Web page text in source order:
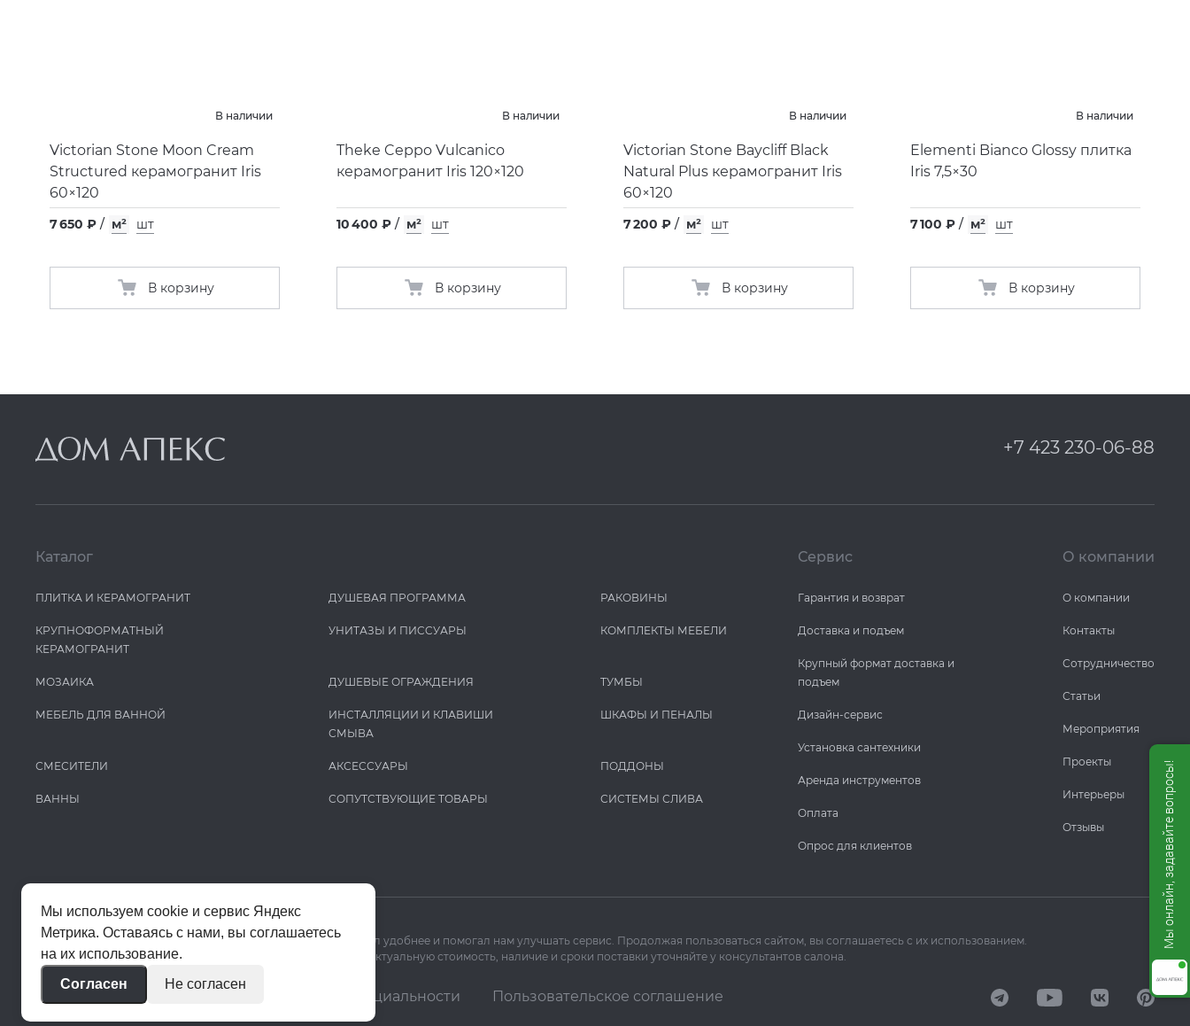
В наличии
Victorian Stone Moon Cream
Structured керамогранит Iris
60×120
7 650 ₽ / м² шт
В корзину
В наличии
Theke Ceppo Vulcanico
керамогранит Iris 120×120
10 400 ₽ / м² шт
В корзину
В наличии
Victorian Stone Baycliff Black
Natural Plus керамогранит Iris
60×120
7 200 ₽ / м² шт
В корзину
В наличии
Elementi Bianco Glossy плитка
Iris 7,5×30
7 100 ₽ / м² шт
В корзину
+7 423 230-06-88
Каталог
ПЛИТКА И КЕРАМОГРАНИТ
КРУПНОФОРМАТНЫЙ
КЕРАМОГРАНИТ
МОЗАИКА
МЕБЕЛЬ ДЛЯ ВАННОЙ
СМЕСИТЕЛИ
ВАННЫ
ДУШЕВАЯ ПРОГРАММА
УНИТАЗЫ И ПИCCУАРЫ
ДУШЕВЫЕ ОГРАЖДЕНИЯ
ИНСТАЛЛЯЦИИ И КЛАВИШИ
СМЫВА
АКСЕССУАРЫ
СОПУТСТВУЮЩИЕ ТОВАРЫ
РАКОВИНЫ
КОМПЛЕКТЫ МЕБЕЛИ
ТУМБЫ
ШКАФЫ И ПЕНАЛЫ
ПОДДОНЫ
СИСТЕМЫ СЛИВА
Сервис
Гарантия и возврат
Доставка и подъем
Крупный формат доставка и
подъем
Дизайн-сервис
Установка сантехники
Аренда инструментов
Оплата
Опрос для клиентов
О компании
О компании
Контакты
Сотрудничество
Статьи
Мероприятия
Проекты
Интерьеры
Отзывы
Мы используем cookie и Яндекс Метрику, чтобы сайт работал удобнее и помогал нам улучшать сервис. Продолжая пользоваться сайтом, вы соглашаетесь с их использованием.
Цены на сайте помогают ориентироваться в ассортименте. Актуальную стоимость, наличие и сроки поставки уточняйте у консультантов салона.
© 2020–2026 «Апекс» Политика конфиденциальности Пользовательское соглашение
Мы используем cookie и сервис Яндекс
Метрика. Оставаясь с нами, вы соглашаетесь
на их использование.
Согласен
Не согласен
Мы онлайн, задавайте вопросы!